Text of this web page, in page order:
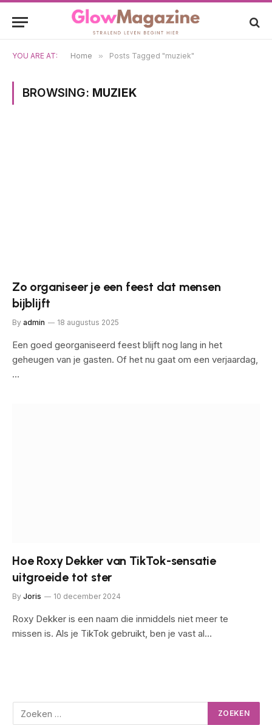
YOU ARE AT: Home » Posts Tagged "muziek"
BROWSING: MUZIEK
Zo organiseer je een feest dat mensen
bijblijft
By admin 18 augustus 2025
Een goed georganiseerd feest blijft nog lang in het
geheugen van je gasten. Of het nu gaat om een verjaardag,
…
Hoe Roxy Dekker van TikTok-sensatie
uitgroeide tot ster
By Joris 10 december 2024
Roxy Dekker is een naam die inmiddels niet meer te
missen is. Als je TikTok gebruikt, ben je vast al…